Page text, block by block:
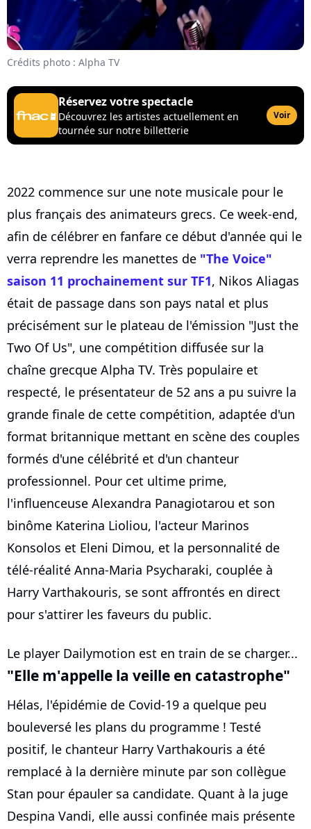
Crédits photo : Alpha TV
Réservez votre spectacle
Découvrez les artistes actuellement en
tournée sur notre billetterie
Voir
2022 commence sur une note musicale pour le
plus français des animateurs grecs. Ce week-end,
afin de célébrer en fanfare ce début d'année qui le
verra reprendre les manettes de "The Voice"
saison 11 prochainement sur TF1, Nikos Aliagas
était de passage dans son pays natal et plus
précisément sur le plateau de l'émission "Just the
Two Of Us", une compétition diffusée sur la
chaîne grecque Alpha TV. Très populaire et
respecté, le présentateur de 52 ans a pu suivre la
grande finale de cette compétition, adaptée d'un
format britannique mettant en scène des couples
formés d'une célébrité et d'un chanteur
professionnel. Pour cet ultime prime,
l'influenceuse Alexandra Panagiotarou et son
binôme Katerina Lioliou, l'acteur Marinos
Konsolos et Eleni Dimou, et la personnalité de
télé-réalité Anna-Maria Psycharaki, couplée à
Harry Varthakouris, se sont affrontés en direct
pour s'attirer les faveurs du public.
Le player Dailymotion est en train de se charger...
"Elle m'appelle la veille en catastrophe"
Hélas, l'épidémie de Covid-19 a quelque peu
bouleversé les plans du programme ! Testé
positif, le chanteur Harry Varthakouris a été
remplacé à la dernière minute par son collègue
Stan pour épauler sa candidate. Quant à la juge
Despina Vandi, elle aussi confinée mais présente